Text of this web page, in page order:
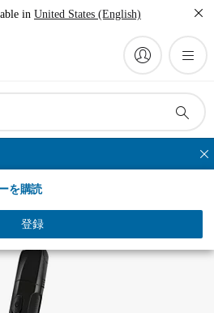
in United States (English)
を購読
登録